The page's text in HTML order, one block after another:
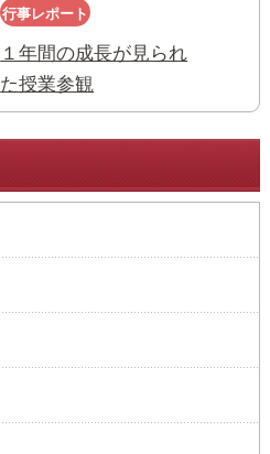
行事レポート
１年間の成長が見られ
た授業参観